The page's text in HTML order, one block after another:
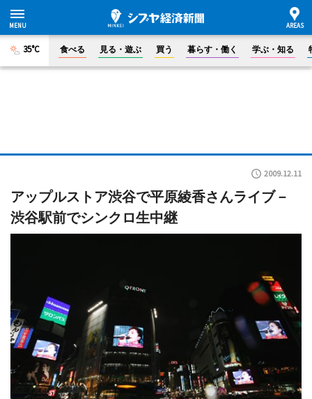
35°C 食べる 見る・遊ぶ 買う 暮らす・働く 学ぶ・知る
2009.12.11
アップルストア渋谷で平原綾香さんライブ－
渋谷駅前でシンクロ生中継